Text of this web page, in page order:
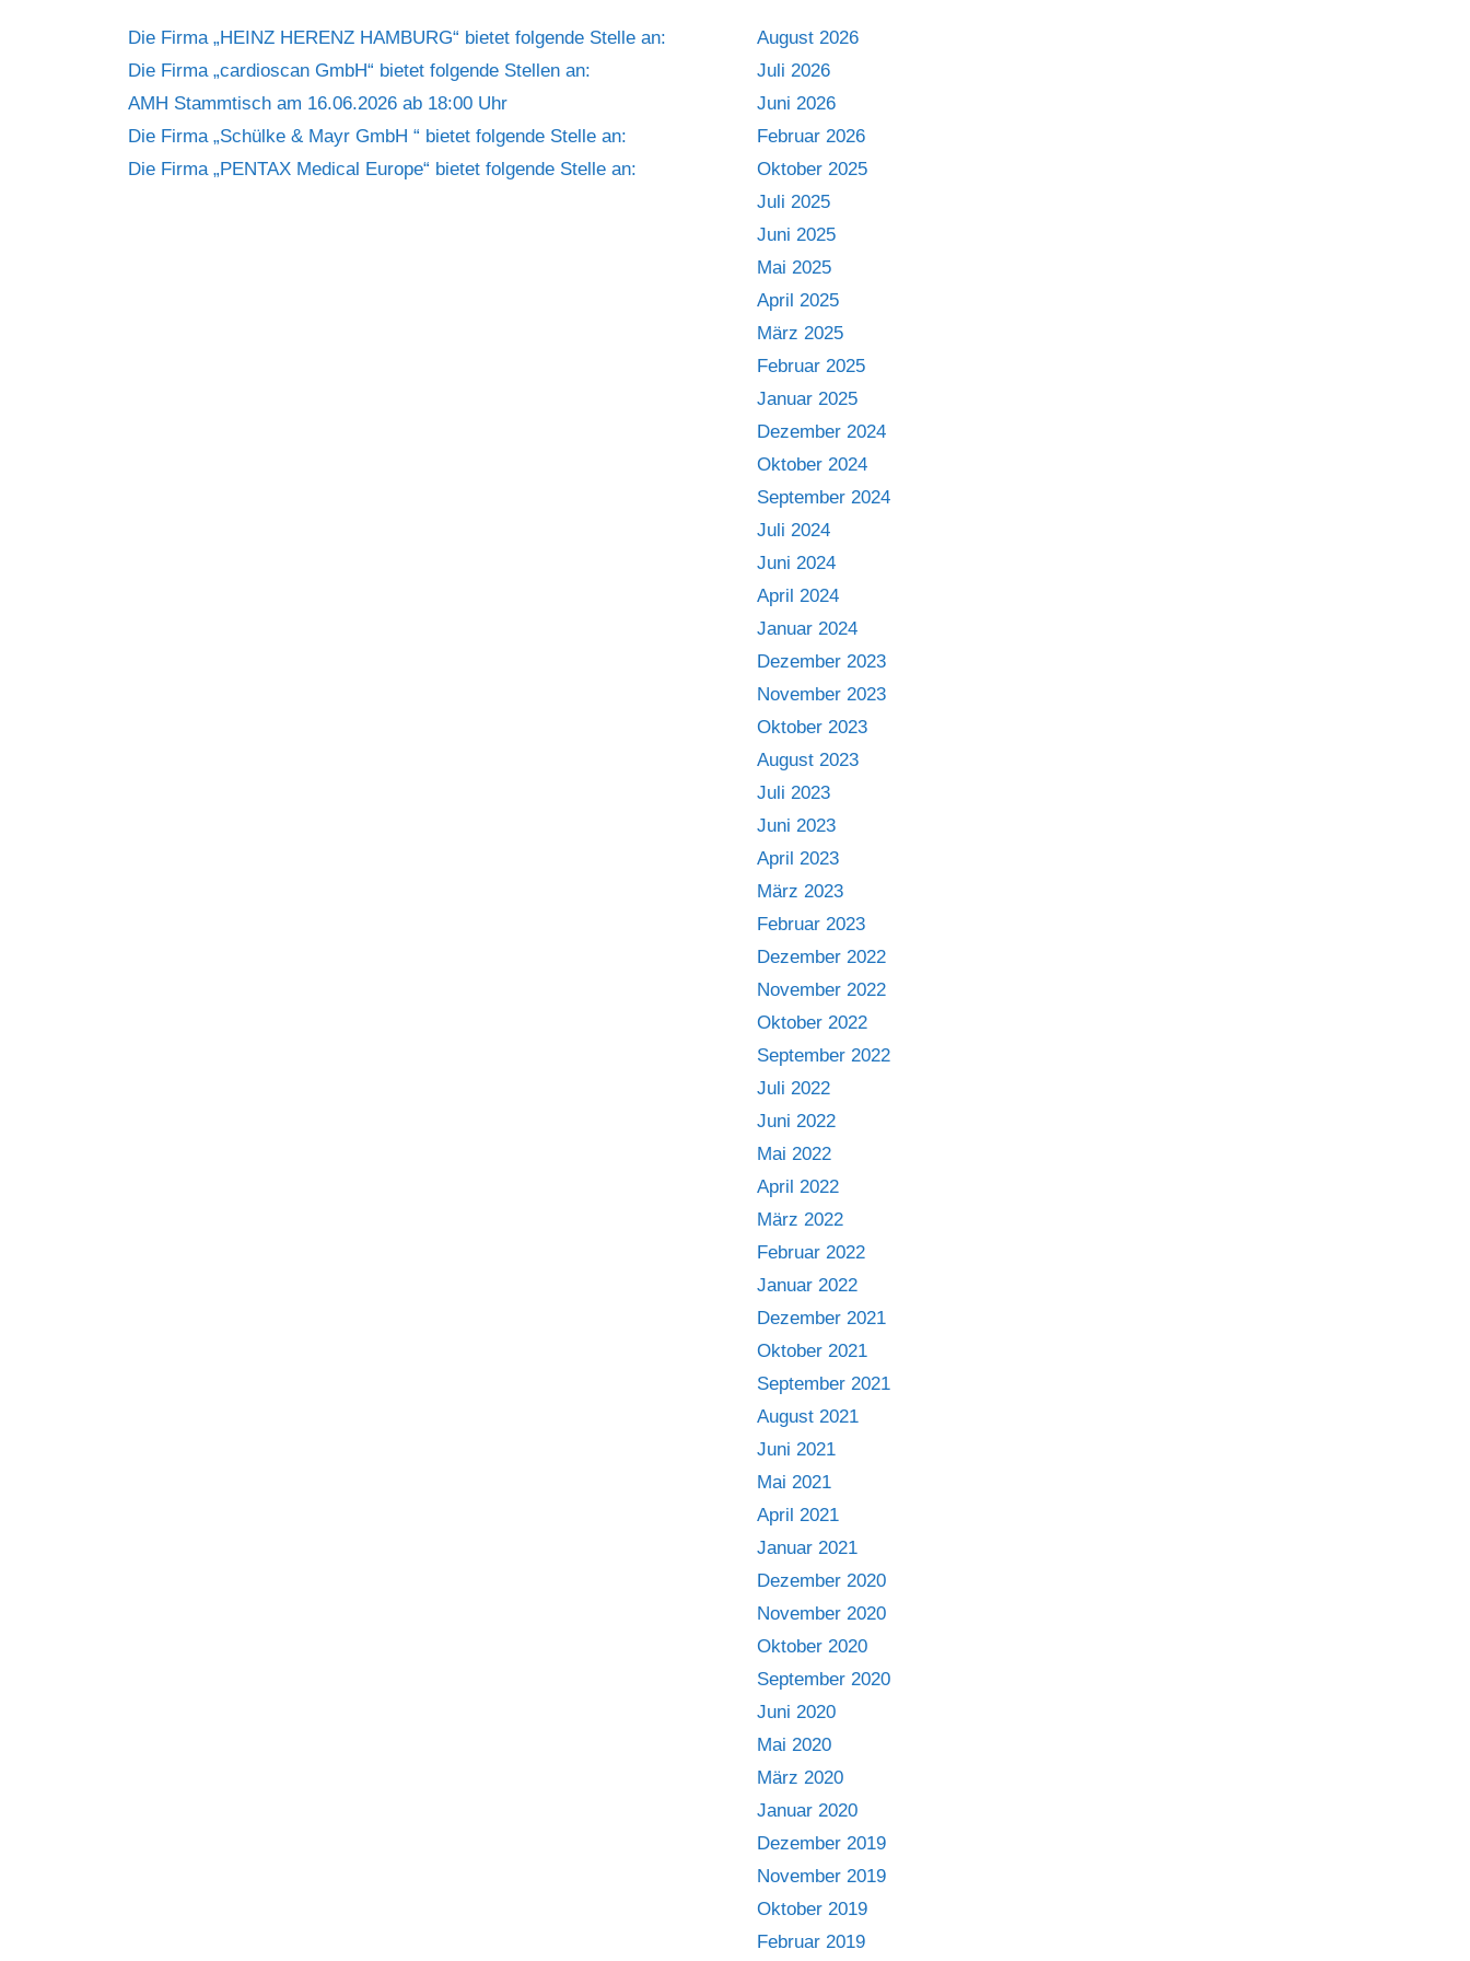
Die Firma „HEINZ HERENZ HAMBURG“ bietet folgende Stelle an:
Die Firma „cardioscan GmbH“ bietet folgende Stellen an:
AMH Stammtisch am 16.06.2026 ab 18:00 Uhr
Die Firma „Schülke & Mayr GmbH “ bietet folgende Stelle an:
Die Firma „PENTAX Medical Europe“ bietet folgende Stelle an:
August 2026
Juli 2026
Juni 2026
Februar 2026
Oktober 2025
Juli 2025
Juni 2025
Mai 2025
April 2025
März 2025
Februar 2025
Januar 2025
Dezember 2024
Oktober 2024
September 2024
Juli 2024
Juni 2024
April 2024
Januar 2024
Dezember 2023
November 2023
Oktober 2023
August 2023
Juli 2023
Juni 2023
April 2023
März 2023
Februar 2023
Dezember 2022
November 2022
Oktober 2022
September 2022
Juli 2022
Juni 2022
Mai 2022
April 2022
März 2022
Februar 2022
Januar 2022
Dezember 2021
Oktober 2021
September 2021
August 2021
Juni 2021
Mai 2021
April 2021
Januar 2021
Dezember 2020
November 2020
Oktober 2020
September 2020
Juni 2020
Mai 2020
März 2020
Januar 2020
Dezember 2019
November 2019
Oktober 2019
Februar 2019